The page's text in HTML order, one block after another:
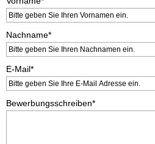
Nachname*
E-Mail*
Bewerbungsschreiben*